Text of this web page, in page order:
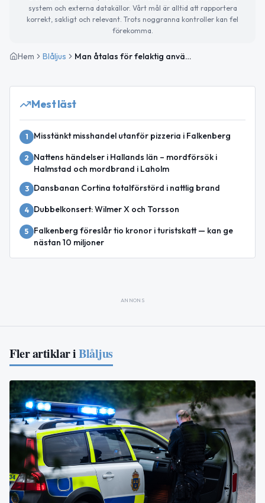
system och externa datakällor. Vårt mål är alltid att rapportera
korrekt, sakligt och relevant. Trots noggranna kontroller kan fel
förekomma.
Hem Blåljus Man åtalas för felaktig användning av registreringsskylt
Mest läst
1 Misstänkt misshandel utanför pizzeria i Falkenberg
2
Nattens händelser i Hallands län – mordförsök i
Halmstad och mordbrand i Laholm
3 Dansbanan Cortina totalförstörd i nattlig brand
4 Dubbelkonsert: Wilmer X och Torsson
5
Falkenberg föreslår tio kronor i turistskatt — kan ge
nästan 10 miljoner
ANNONS
Fler artiklar iBlåljus